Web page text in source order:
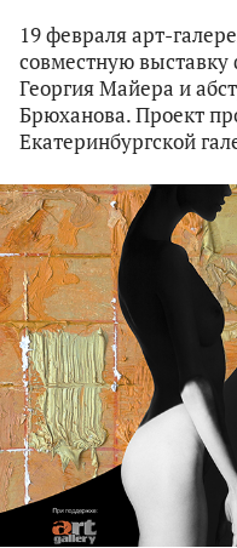
19 февраля арт-
совместную
Георгия Майера и
Брюханова. Проект
Екатеринбургской